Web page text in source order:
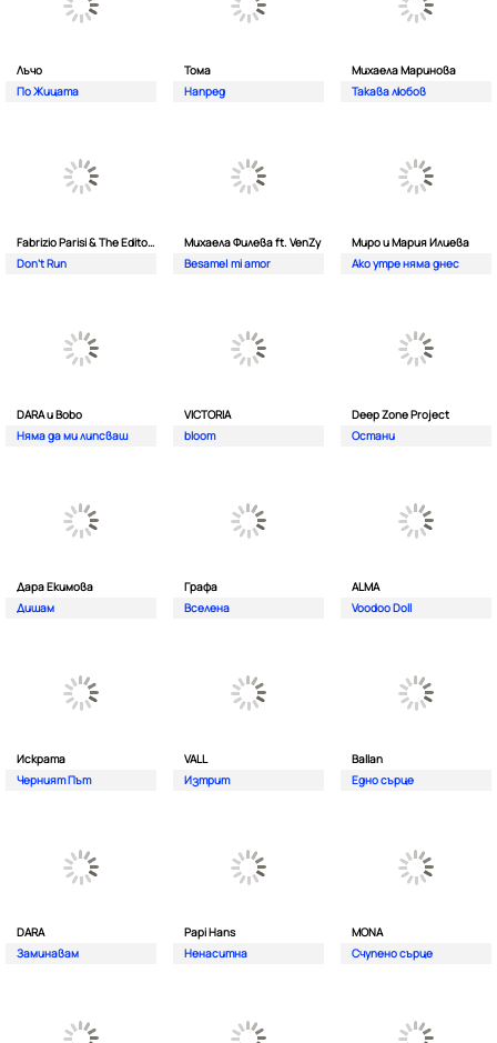
Лъчо
По Жицата
Тома
Напред
Михаела Маринова
Такава любов
Fabrizio Parisi & The Editor ft. ALMA
Don't Run
Михаела Филева ft. VenZy
Besame| mi amor
Миро и Мария Илиева
Ако утре няма днес
DARA и Bobo
Няма да ми липсваш
VICTORIA
bloom
Deep Zone Project
Остани
Дара Екимова
Дишам
Графа
Вселена
ALMA
Voodoo Doll
Искрата
Черният Път
VALL
Изтрит
Ballan
Едно сърце
DARA
Заминавам
Papi Hans
Ненаситна
MONA
Счупено сърце